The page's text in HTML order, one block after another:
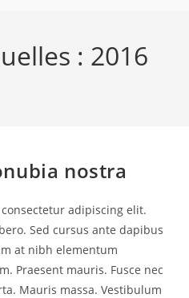
: 2016
nostra
adipiscing elit.
Sed cursus ante dapibus
at nibh elementum
Praesent mauris. Fusce nec
Mauris massa. Vestibulum